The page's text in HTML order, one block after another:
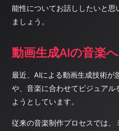
能性についてお話ししたいと
ましょう。
動画生成AIの音楽
最近、AIによる動画生成技術が
や、音楽に合わせてビジュア
ようとしています。
従来の音楽制作プロセスでは